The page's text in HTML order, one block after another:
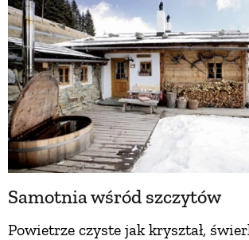
Samotnia wśród szczytów
Powietrze czyste jak kryształ,